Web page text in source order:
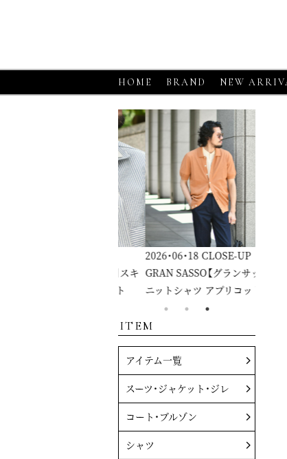
HOME BRAND NEW
2026・06・18 CLOSE-UP
GRAN SASSO【グランサッソ】
ニットシャツ アプリコット
ニッ
ITEM
アイテム一覧
スーツ・ジャケット・ジレ
コート・ブルゾン
シャツ